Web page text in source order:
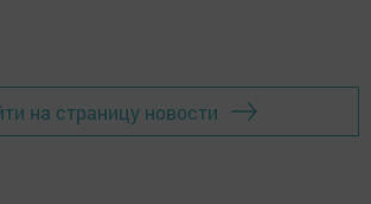
на страницу новости